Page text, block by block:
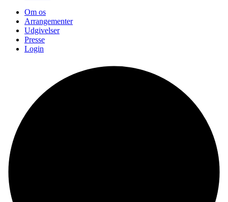
Om os
Arrangementer
Udgivelser
Presse
Login